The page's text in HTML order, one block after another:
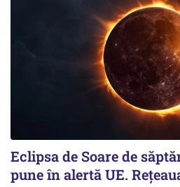
Eclipsa de Soare de
pune în alertă UE.